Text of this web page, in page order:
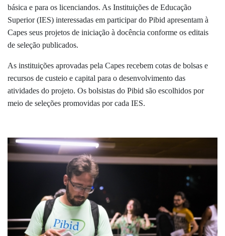
básica e para os licenciandos. As Instituições de Educação
Superior (IES) interessadas em participar do Pibid apresentam à
Capes seus projetos de iniciação à docência conforme os editais
de seleção publicados.
As instituições aprovadas pela Capes recebem cotas de bolsas e
recursos de custeio e capital para o desenvolvimento das
atividades do projeto. Os bolsistas do Pibid são escolhidos por
meio de seleções promovidas por cada IES.